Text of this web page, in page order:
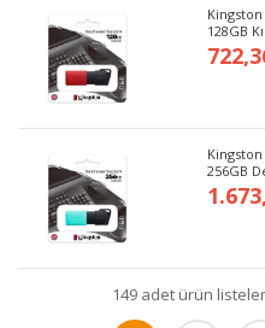
128GB
256GB
149 adet ürün